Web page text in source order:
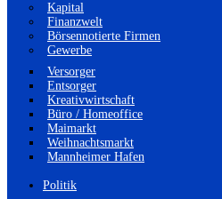
Kapital
Finanzwelt
Börsennotierte Firmen
Gewerbe
Versorger
Entsorger
Kreativwirtschaft
Büro / Homeoffice
Maimarkt
Weihnachtsmarkt
Mannheimer Hafen
Politik